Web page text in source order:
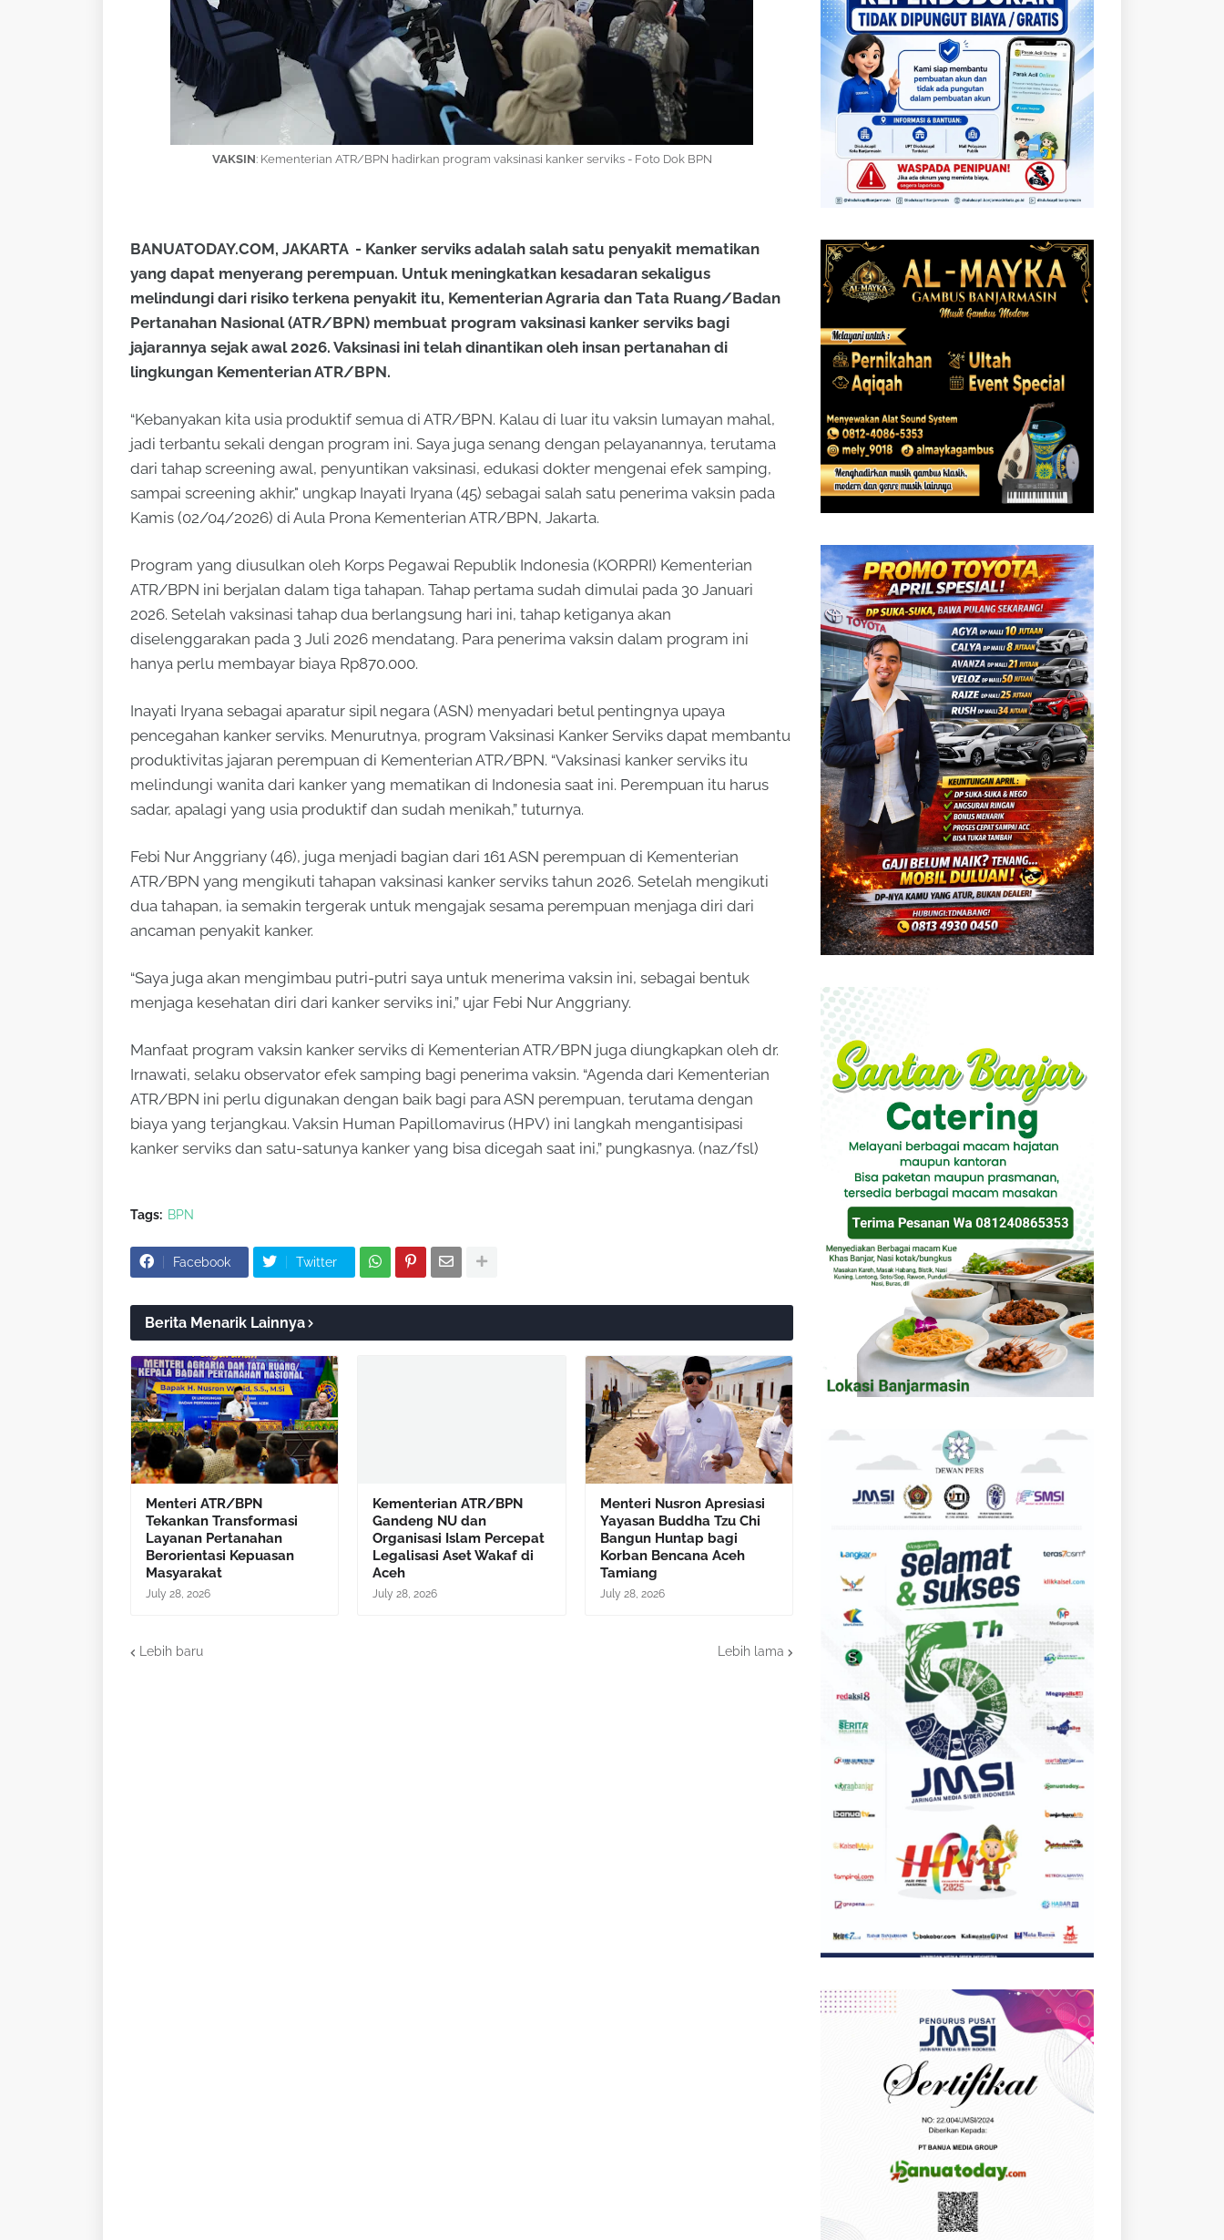
VAKSIN: Kementerian ATR/BPN hadirkan program vaksinasi kanker serviks - Foto Dok BPN
BANUATODAY.COM, JAKARTA - Kanker serviks adalah salah satu penyakit mematikan
yang dapat menyerang perempuan. Untuk meningkatkan kesadaran sekaligus
melindungi dari risiko terkena penyakit itu, Kementerian Agraria dan Tata Ruang/Badan
Pertanahan Nasional (ATR/BPN) membuat program vaksinasi kanker serviks bagi
jajarannya sejak awal 2026. Vaksinasi ini telah dinantikan oleh insan pertanahan di
lingkungan Kementerian ATR/BPN.
“Kebanyakan kita usia produktif semua di ATR/BPN. Kalau di luar itu vaksin lumayan mahal,
jadi terbantu sekali dengan program ini. Saya juga senang dengan pelayanannya, terutama
dari tahap screening awal, penyuntikan vaksinasi, edukasi dokter mengenai efek samping,
sampai screening akhir," ungkap Inayati Iryana (45) sebagai salah satu penerima vaksin pada
Kamis (02/04/2026) di Aula Prona Kementerian ATR/BPN, Jakarta.
Program yang diusulkan oleh Korps Pegawai Republik Indonesia (KORPRI) Kementerian
ATR/BPN ini berjalan dalam tiga tahapan. Tahap pertama sudah dimulai pada 30 Januari
2026. Setelah vaksinasi tahap dua berlangsung hari ini, tahap ketiganya akan
diselenggarakan pada 3 Juli 2026 mendatang. Para penerima vaksin dalam program ini
hanya perlu membayar biaya Rp870.000.
Inayati Iryana sebagai aparatur sipil negara (ASN) menyadari betul pentingnya upaya
pencegahan kanker serviks. Menurutnya, program Vaksinasi Kanker Serviks dapat membantu
produktivitas jajaran perempuan di Kementerian ATR/BPN. “Vaksinasi kanker serviks itu
melindungi wanita dari kanker yang mematikan di Indonesia saat ini. Perempuan itu harus
sadar, apalagi yang usia produktif dan sudah menikah,” tuturnya.
Febi Nur Anggriany (46), juga menjadi bagian dari 161 ASN perempuan di Kementerian
ATR/BPN yang mengikuti tahapan vaksinasi kanker serviks tahun 2026. Setelah mengikuti
dua tahapan, ia semakin tergerak untuk mengajak sesama perempuan menjaga diri dari
ancaman penyakit kanker.
“Saya juga akan mengimbau putri-putri saya untuk menerima vaksin ini, sebagai bentuk
menjaga kesehatan diri dari kanker serviks ini,” ujar Febi Nur Anggriany.
Manfaat program vaksin kanker serviks di Kementerian ATR/BPN juga diungkapkan oleh dr.
Irnawati, selaku observator efek samping bagi penerima vaksin. “Agenda dari Kementerian
ATR/BPN ini perlu digunakan dengan baik bagi para ASN perempuan, terutama dengan
biaya yang terjangkau. Vaksin Human Papillomavirus (HPV) ini langkah mengantisipasi
kanker serviks dan satu-satunya kanker yang bisa dicegah saat ini,” pungkasnya. (naz/fsl)
Tags: BPN
Facebook Twitter
Berita Menarik Lainnya
Menteri ATR/BPN
Tekankan Transformasi
Layanan Pertanahan
Berorientasi Kepuasan
Masyarakat
July 28, 2026
Kementerian ATR/BPN
Gandeng NU dan
Organisasi Islam Percepat
Legalisasi Aset Wakaf di
Aceh
July 28, 2026
Menteri Nusron Apresiasi
Yayasan Buddha Tzu Chi
Bangun Huntap bagi
Korban Bencana Aceh
Tamiang
July 28, 2026
Lebih baru Lebih lama